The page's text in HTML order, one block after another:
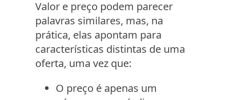
Valor e preço podem parecer
palavras similares, mas, na
prática, elas apontam para
características distintas de uma
oferta, uma vez que:
O preço é apenas um